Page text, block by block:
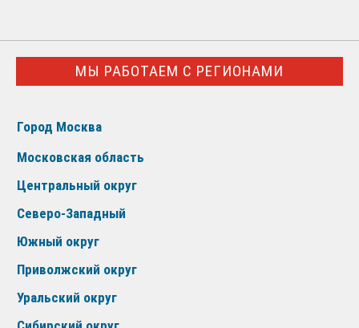
МЫ РАБОТАЕМ С РЕГИОНАМИ
Город Москва
Московская область
Центральный округ
Северо-Западный
Южный округ
Приволжский округ
Уральский округ